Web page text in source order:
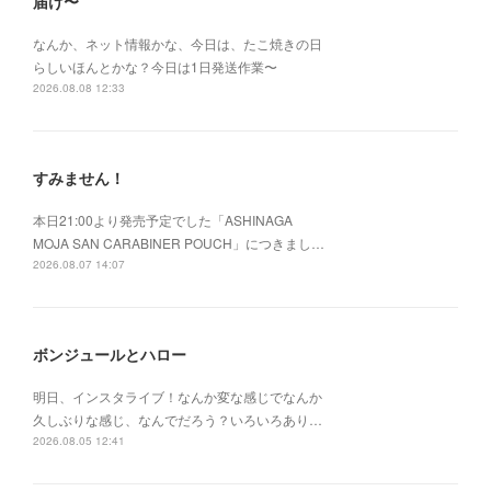
なんか、ネット情報かな、今日は、たこ焼きの日
らしいほんとかな？今日は1日発送作業〜
2026.08.08 12:33
すみません！
本日21:00より発売予定でした「ASHINAGA
MOJA SAN CARABINER POUCH」につきまし…
2026.08.07 14:07
ボンジュールとハロー
明日、インスタライブ！なんか変な感じでなんか
久しぶりな感じ、なんでだろう？いろいろあり…
2026.08.05 12:41